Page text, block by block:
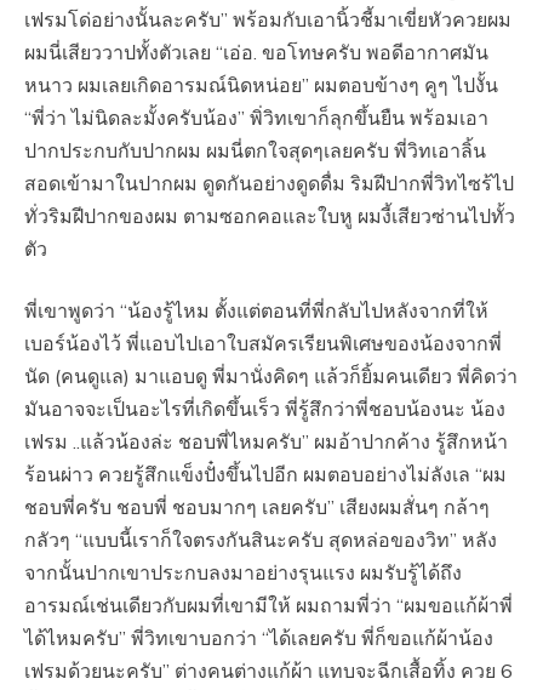
เฟรมโด่อย่างนั้นละครับ” พร้อมกับเอานิ้วชี้มาเขี่ยหัวควยผม
ผมนี่เสียววาปทั้งตัวเลย “เอ่อ. ขอโทษครับ พอดีอากาศมัน
หนาว ผมเลยเกิดอารมณ์นิดหน่อย” ผมตอบข้างๆ คูๆ ไปงั้น
“พี่ว่า ไม่นิดละมั้งครับน้อง” พิ่วิทเขาก็ลุกขึ้นยืน พร้อมเอา
ปากประกบกับปากผม ผมนี่ตกใจสุดๆเลยครับ พี่วิทเอาลิ้น
สอดเข้ามาในปากผม ดูดกันอย่างดูดดื่ม ริมฝีปากพี่วิทไซร้ไป
ทั่วริมฝีปากของผม ตามซอกคอและใบหู ผมงี้เสียวซ่านไปทั้ว
ตัว
พี่เขาพูดว่า “น้องรู้ไหม ตั้งแต่ตอนที่พี่กลับไปหลังจากที่ให้
เบอร์น้องไว้ พี่แอบไปเอาใบสมัครเรียนพิเศษของน้องจากพี่
นัด (คนดูแล) มาแอบดู พี่มานั่งคิดๆ แล้วก็ยิ้มคนเดียว พี่คิดว่า
มันอาจจะเป็นอะไรที่เกิดขึ้นเร็ว พี่รู้สึกว่าพี่ชอบน้องนะ น้อง
เฟรม ..แล้วน้องล่ะ ชอบพี่ไหมครับ” ผมอ้าปากค้าง รู้สึกหน้า
ร้อนผ่าว ควยรู้สึกแข็งปั๋งขึ้นไปอีก ผมตอบอย่างไม่ลังเล “ผม
ชอบพี่ครับ ชอบพี่ ชอบมากๆ เลยครับ” เสียงผมสั่นๆ กล้าๆ
กลัวๆ “แบบนี้เราก็ใจตรงกันสินะครับ สุดหล่อของวิท” หลัง
จากนั้นปากเขาประกบลงมาอย่างรุนแรง ผมรับรู้ได้ถึง
อารมณ์เช่นเดียวกับผมที่เขามีให้ ผมถามพี่ว่า “ผมขอแก้ผ้าพี่
ได้ไหมครับ” พี่วิทเขาบอกว่า “ได้เลยครับ พี่ก็ขอแก้ผ้าน้อง
เฟรมด้วยนะครับ” ต่างคนต่างแก้ผ้า แทบจะฉีกเสื้อทิ้ง ควย 6